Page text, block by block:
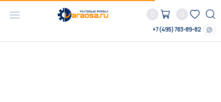
0 0
+7 (495) 783-89-82